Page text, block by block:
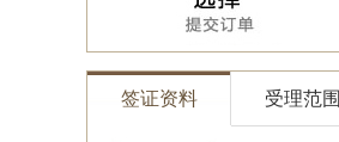
签证资料 受理范围